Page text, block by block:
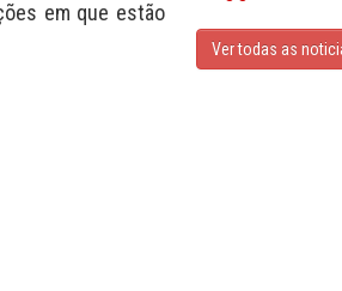
em que estão
Ver todas as